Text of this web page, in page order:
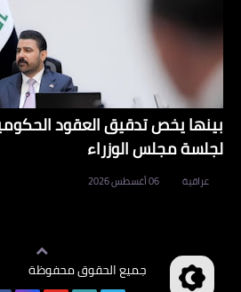
بينها يخص تدقيق العقود
لجلسة مجلس الوزراء
عراقية 06 أغسطس 2026
جميع الحقوق محفوظة